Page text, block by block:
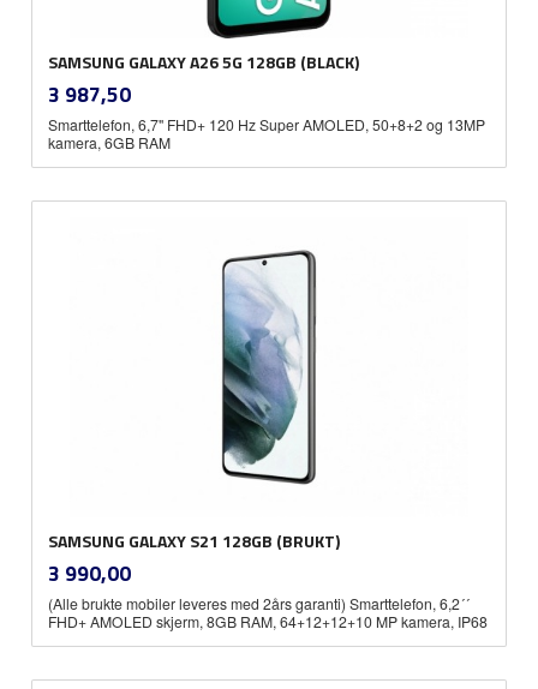
SAMSUNG GALAXY A26 5G 128GB (BLACK)
Pris
3 987,50mva.
Smarttelefon, 6,7" FHD+ 120 Hz Super AMOLED, 50+8+2 og 13MP
kamera, 6GB RAM
SAMSUNG GALAXY S21 128GB (BRUKT)
Pris
3 990,00mva.
(Alle brukte mobiler leveres med 2års garanti) Smarttelefon, 6,2´´
FHD+ AMOLED skjerm, 8GB RAM, 64+12+12+10 MP kamera, IP68